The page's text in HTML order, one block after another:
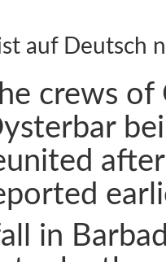
auf Deutsch
crews
in